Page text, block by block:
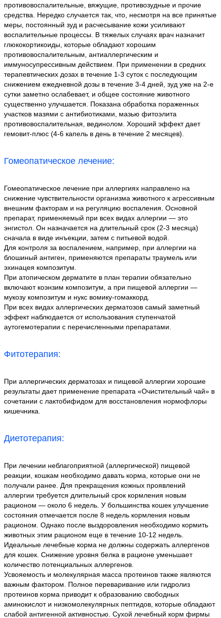
противовоспалительные, вяжущие, противозудные и прочие
средства. Нередко случается так, что, несмотря на все принятые
меры, постоянный зуд и расчесывание кожи усиливают
воспалительные процессы. В тяжелых случаях врач назначит
глюкокортикоиды, которые обладают хорошим
противовоспалительным, антиаллергическим и
иммуносупрессивным действием. При применении в средних
терапевтических дозах в течение 1-3 суток с последующим
снижением ежедневной дозы в течение 3-4 дней, зуд уже на 2-е
сутки заметно ослабевает, и общее состояние животного
существенно улучшается. Показана обработка пораженных
участков мазями с антибиотиками, мазью фитоэлита
противовоспалительная, вединолом. Хороший эффект дает
гемовит-плюс (4-6 капель в день в течение 2 месяцев).
Гомеопатическое лечение:
Гомеопатическое лечение при аллергиях направлено на
снижение чувствительности организма животного к агрессивным
внешним факторам и на регуляцию воспаления. Основной
препарат, применяемый при всех видах аллергии — это
энгистол. Он назначается на длительный срок (2-3 месяца)
сначала в виде инъекции, затем с питьевой водой.
Для контроля за воспалением, например, при аллергии на
блошиный антиген, применяются препараты траумель или
эхинацея композитум.
При атопическом дерматите в план терапии обязательно
включают коэнзим композитум, а при пищевой аллергии —
мукозу композитум и нукс вомику-гомаккорд.
При всех видах аллергических дерматозов самый заметный
эффект наблюдается от использования ступенчатой
аутогемотерапии с перечисленными препаратами.
Фитотерапия:
При аллергических дерматозах и пищевой аллергии хорошие
результаты дает применение препарата «Очистительный чай» в
сочетании с лактобифидом для восстановления нормофлоры
кишечника.
Диетотерапия:
При лечении неблагоприятной (аллергической) пищевой
реакции, кошкам необходимо давать корма, которые они не
получали ранее. Для прекращения кожных проявлений
аллергии требуется длительный срок кормления новым
рационом — около 6 недель. У большинства кошек улучшение
состояния отмечается после 8 недель кормления новым
рационом. Однако после выздоровления необходимо кормить
животных этим рационом еще в течение 10-12 недель.
Идеальные лечебные корма не должны содержать аллергенов
для кошек. Снижение уровня белка в рационе уменьшает
количество потенциальных аллергенов.
Усвояемость и молекулярная масса протеинов также являются
важным фактором. Полное переваривание или гидролиз
протеинов корма приводит к образованию свободных
аминокислот и низкомолекулярных пептидов, которые обладают
слабой антигенной активностью. Сухой лечебный корм фирмы